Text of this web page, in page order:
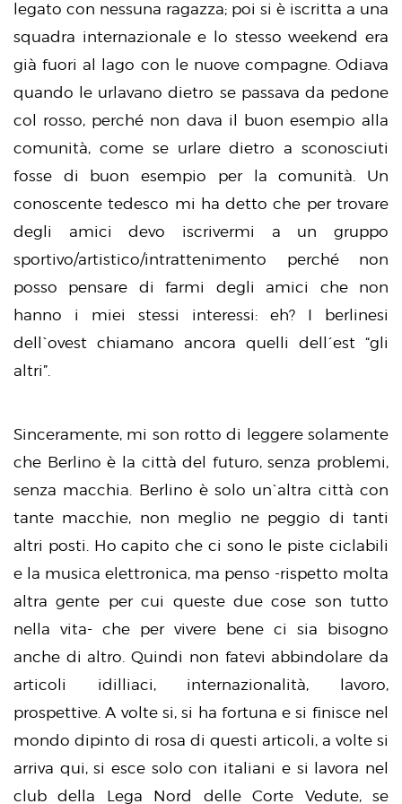
legato con nessuna ragazza; poi si è iscritta a una
squadra internazionale e lo stesso weekend era
già fuori al lago con le nuove compagne. Odiava
quando le urlavano dietro se passava da pedone
col rosso, perché non dava il buon esempio alla
comunità, come se urlare dietro a sconosciuti
fosse di buon esempio per la comunità. Un
conoscente tedesco mi ha detto che per trovare
degli amici devo iscrivermi a un gruppo
sportivo/artistico/intrattenimento perché non
posso pensare di farmi degli amici che non
hanno i miei stessi interessi: eh? I berlinesi
dell`ovest chiamano ancora quelli dell´est “gli
altri”.
Sinceramente, mi son rotto di leggere solamente
che Berlino è la città del futuro, senza problemi,
senza macchia. Berlino è solo un`altra città con
tante macchie, non meglio ne peggio di tanti
altri posti. Ho capito che ci sono le piste ciclabili
e la musica elettronica, ma penso -rispetto molta
altra gente per cui queste due cose son tutto
nella vita- che per vivere bene ci sia bisogno
anche di altro. Quindi non fatevi abbindolare da
articoli idilliaci, internazionalità, lavoro,
prospettive. A volte si, si ha fortuna e si finisce nel
mondo dipinto di rosa di questi articoli, a volte si
arriva qui, si esce solo con italiani e si lavora nel
club della Lega Nord delle Corte Vedute, se